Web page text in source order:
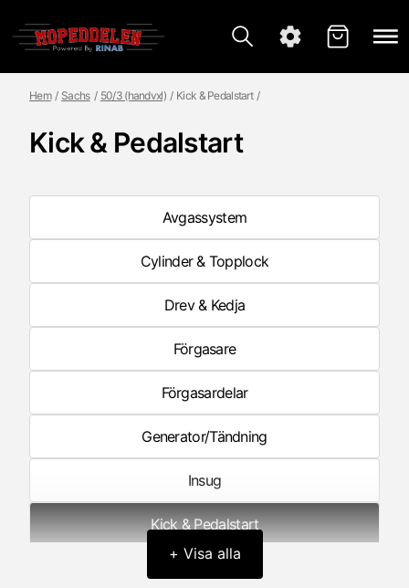
Hem Sachs 50/3 (handvxl) Kick & Pedalstart
Kick & Pedalstart
Avgassystem
Cylinder & Topplock
Drev & Kedja
Förgasare
Förgasardelar
Generator/Tändning
Insug
Kick & Pedalstart
+ Visa alla